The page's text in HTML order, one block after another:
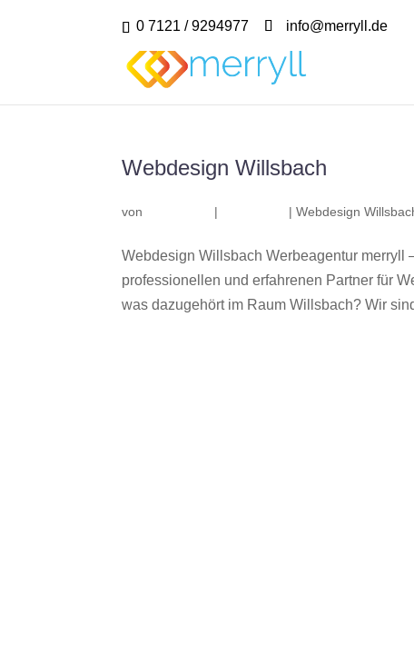
0 7121 / 9294977 info@merryll.de
Webdesign Willsbach
von | |Webdesign
Webdesign Willsbach Werbeagentur merryll
professionellen und erfahrenen Partner für
was dazugehört im Raum Willsbach? Wir